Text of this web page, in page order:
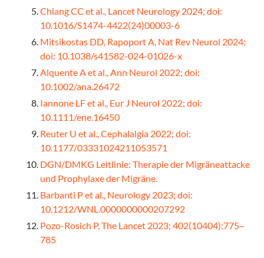
Chiang CC et al., Lancet Neurology 2024; doi:
10.1016/S1474-4422(24)00003-6
Mitsikostas DD, Rapoport A, Nat Rev Neurol 2024;
doi: 10.1038/s41582-024-01026-x
Alquente A et al., Ann Neurol 2022; doi:
10.1002/ana.26472
Iannone LF et al., Eur J Neurol 2022; doi:
10.1111/ene.16450
Reuter U et al., Cephalalgia 2022; doi:
10.1177/03331024211053571
DGN/DMKG Leitlinie: Therapie der Migräneattacke
und Prophylaxe der Migräne.
Barbanti P et al., Neurology 2023; doi:
10.1212/WNL.0000000000207292
Pozo-Rosich P, The Lancet 2023; 402(10404):775–
785